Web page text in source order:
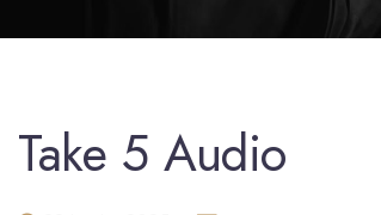
Take 5 Audio